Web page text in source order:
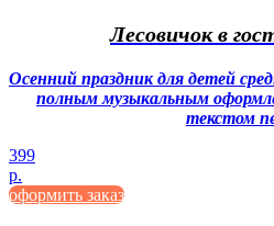
Лесовичок в
Осенний праздник для детей
полным музыкальным
текстом
399
р.
оформить заказ